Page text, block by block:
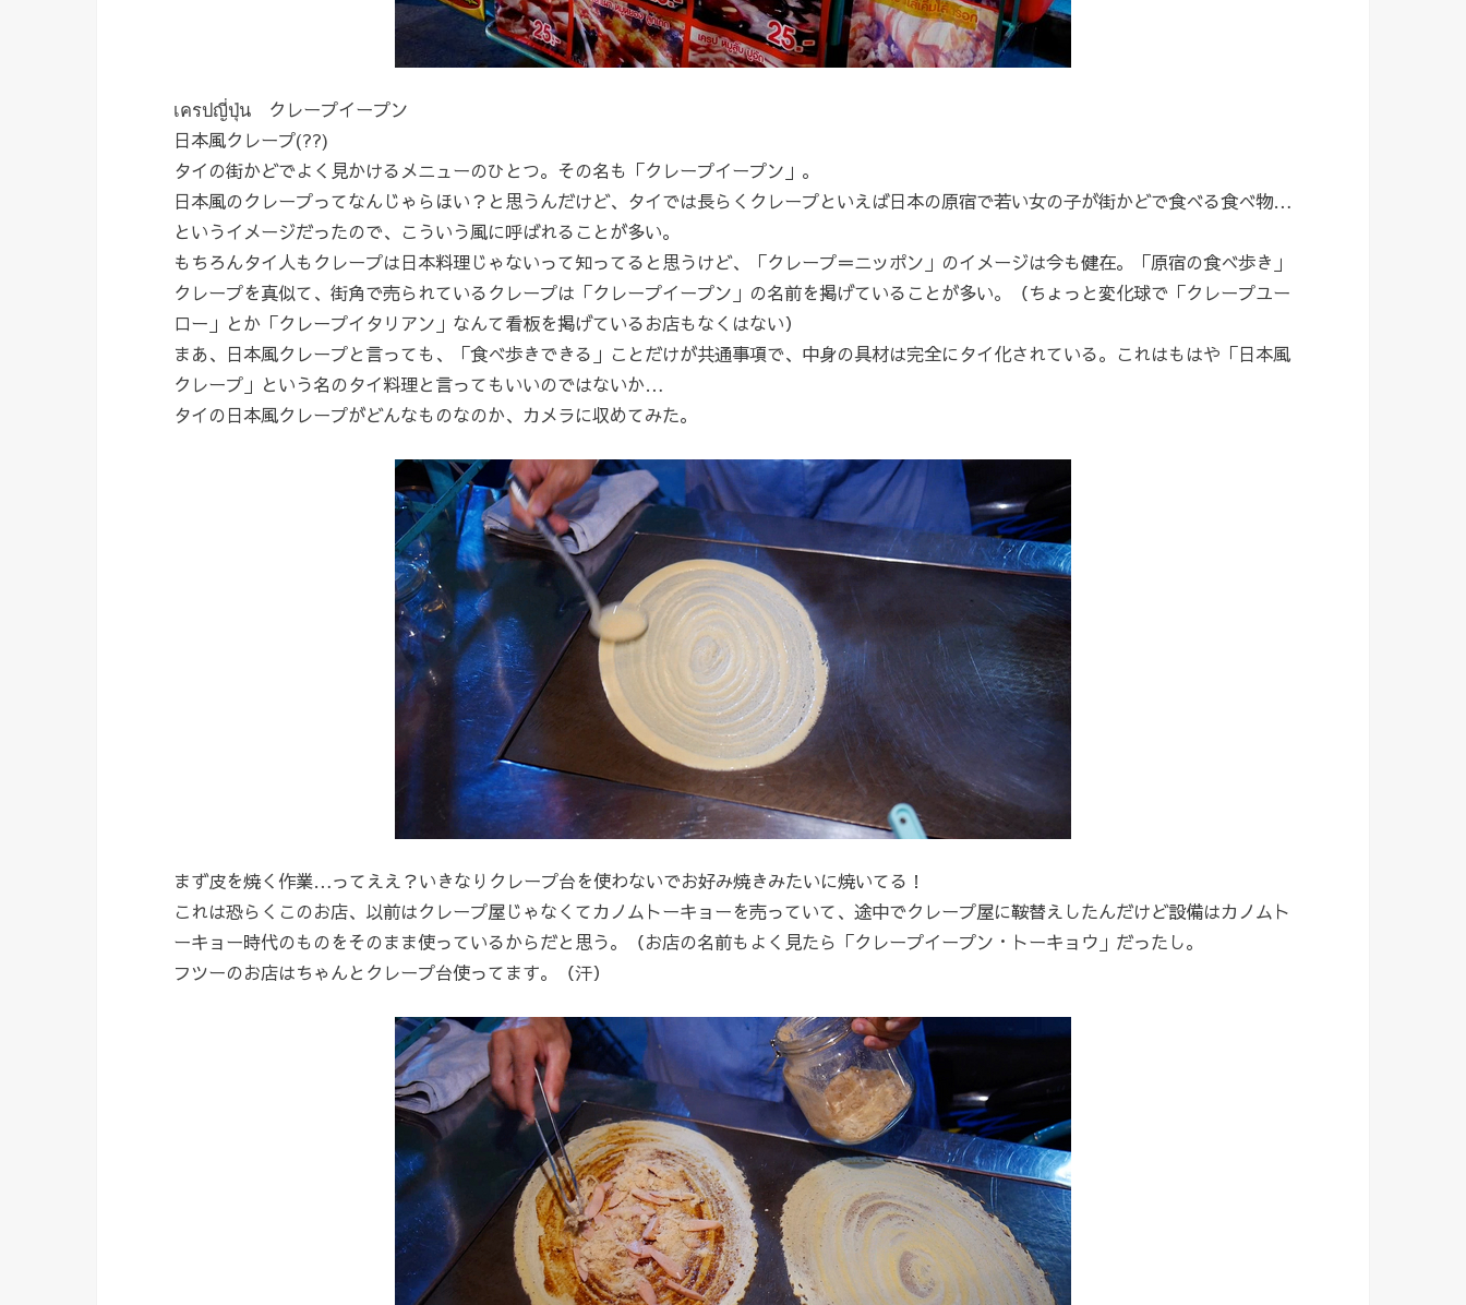
เครปญี่ปุ่น クレープイープン
日本風クレープ(??)
タイの街かどでよく見かけるメニューのひとつ。その名も「クレープイープン」。
日本風のクレープってなんじゃらほい？と思うんだけど、タイでは長らくクレープといえば日本の原宿で若い女の子が街かどで食べる食べ物…
というイメージだったので、こういう風に呼ばれることが多い。
もちろんタイ人もクレープは日本料理じゃないって知ってると思うけど、「クレープ＝ニッポン」のイメージは今も健在。「原宿の食べ歩き」
クレープを真似て、街角で売られているクレープは「クレープイープン」の名前を掲げていることが多い。（ちょっと変化球で「クレープユー
ロー」とか「クレープイタリアン」なんて看板を掲げているお店もなくはない）
まあ、日本風クレープと言っても、「食べ歩きできる」ことだけが共通事項で、中身の具材は完全にタイ化されている。これはもはや「日本風
クレープ」という名のタイ料理と言ってもいいのではないか…
タイの日本風クレープがどんなものなのか、カメラに収めてみた。
まず皮を焼く作業…ってええ？いきなりクレープ台を使わないでお好み焼きみたいに焼いてる！
これは恐らくこのお店、以前はクレープ屋じゃなくてカノムトーキョーを売っていて、途中でクレープ屋に鞍替えしたんだけど設備はカノムト
ーキョー時代のものをそのまま使っているからだと思う。（お店の名前もよく見たら「クレープイープン・トーキョウ」だったし。
フツーのお店はちゃんとクレープ台使ってます。（汗）